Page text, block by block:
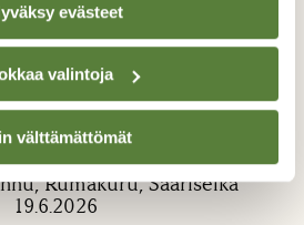
evästeet
valintoja
välttämättömät
sinitoukohärkien
kanssa.
Rumakuru, Saariselkä
19.6.2026